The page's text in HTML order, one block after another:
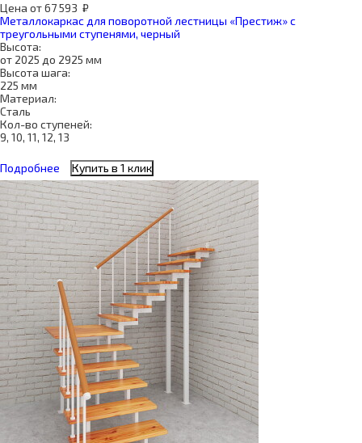
Цена от67 593 ₽
Металлокаркас для поворотной лестницы «Престиж» с
треугольными ступенями, черный
Высота:
от 2025 до 2925 мм
Высота шага:
225 мм
Материал:
Сталь
Кол-во ступеней:
9, 10, 11, 12, 13
Подробнее Купить в 1 клик